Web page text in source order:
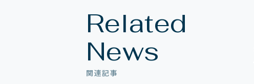
Related
News
関連記事